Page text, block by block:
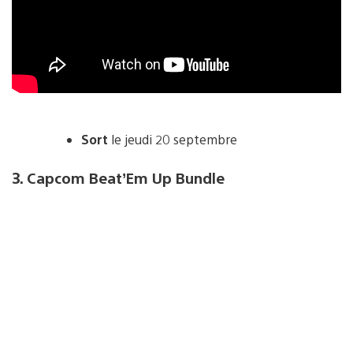
Sort le jeudi 20 septembre
3. Capcom Beat’Em Up Bundle